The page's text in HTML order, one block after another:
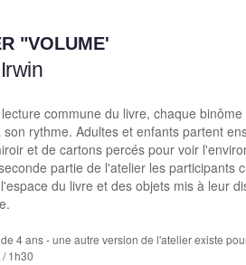
"VOLUME'
commune du livre, chaque
son rythme. Adultes et enfants partent
et de cartons percés pour voir
partie de l'atelier les participants
du livre et des objets mis à leur
4 ans - une autre version de l'atelier existe
1h30